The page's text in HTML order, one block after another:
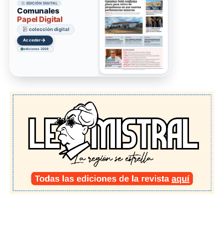
EDICIÓN DIGITAL
Comunales
Papel Digital
colección digital
Acceder→
ediciones 2026